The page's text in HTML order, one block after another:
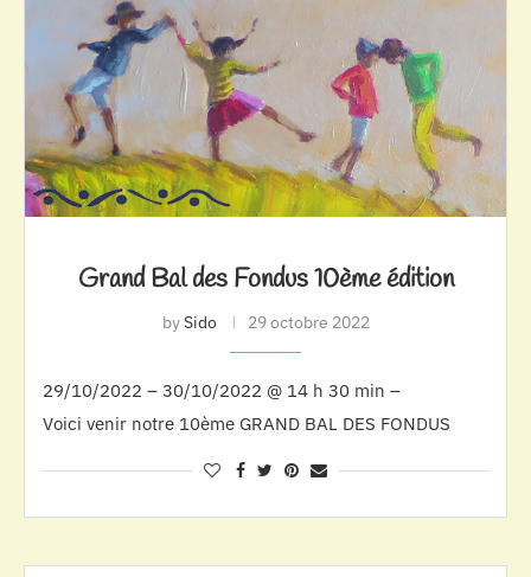
Grand Bal des Fondus 10ème édition
bySido 29 octobre 2022
29/10/2022 – 30/10/2022 @ 14 h 30 min –
Voici venir notre 10ème GRAND BAL DES FONDUS